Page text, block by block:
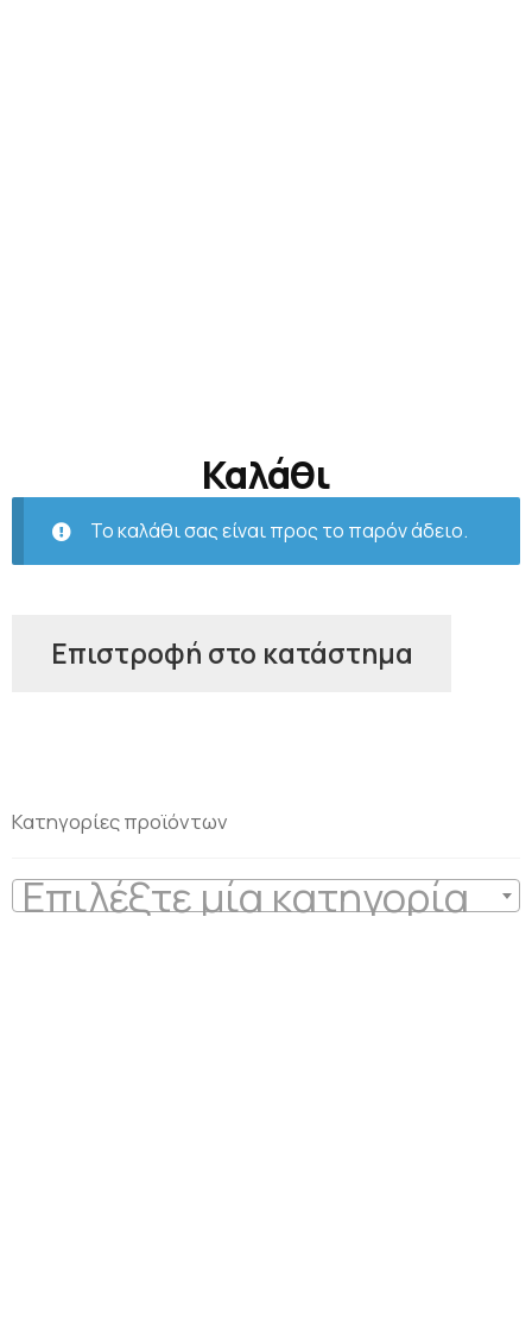
Καλάθι
Το καλάθι σας είναι προς το παρόν άδειο.
Επιστροφή στο κατάστημα
Κατηγορίες προϊόντων
Επιλέξτε μία κατηγορία